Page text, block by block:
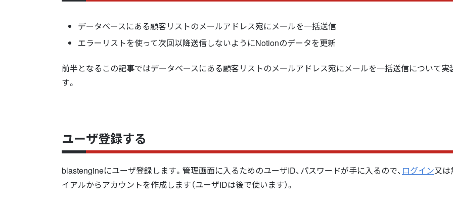
データベースにある顧客リストのメールアドレス宛にメールを一括送信
エラーリストを使って次回以降送信しないようにNotionのデータを更新
前半となるこの記事ではデータベースにある顧客リストのメールアドレス宛にメールを一括送信について実
す。
ユーザ登録する
blastengineにユーザ登録します。管理画面に入るためのユーザID、パスワードが手に入るので、 ログイン又
イアルからアカウントを作成します（ユーザIDは後で使います）。